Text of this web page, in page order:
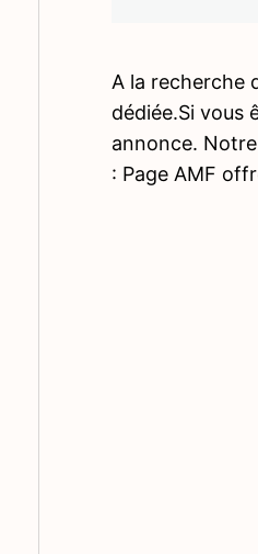
A la recherche
dédiée.Si vous
annonce.
: Page AMF